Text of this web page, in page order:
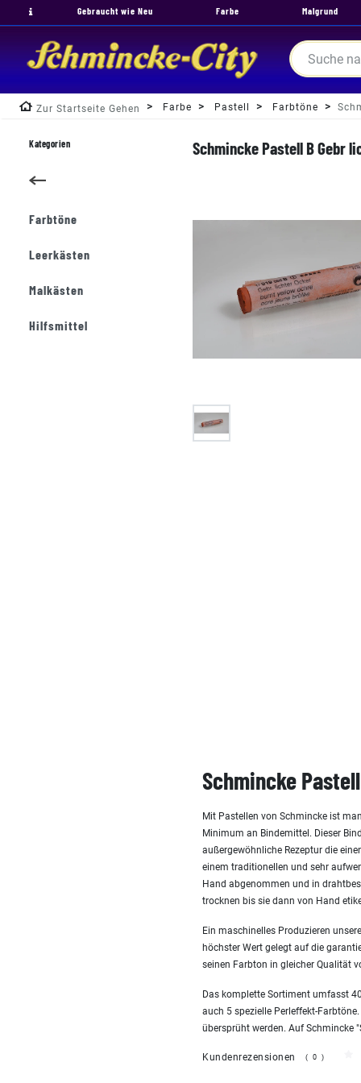
Gebraucht wie Neu Farbe Malgrund
Zur Startseite Gehen Farbe Pastell Farbtöne
Schmincke Pastell B Gebr
Schmincke Pastell
Mit Pastellen von Schmincke ist
Minimum an Bindemittel. Dieser
außergewöhnliche Rezeptur die
einem traditionellen und sehr
Hand abgenommen und in
trocknen bis sie dann von Hand
Ein maschinelles Produzieren
höchster Wert gelegt auf die
seinen Farbton in gleicher Qualität
Das komplette Sortiment umfasst
auch 5 spezielle Perleffekt-
übersprüht werden. Auf Schmincke
Kundenrezensionen (0)
Kategorien
Farbtöne
Leerkästen
Malkästen
Hilfsmittel